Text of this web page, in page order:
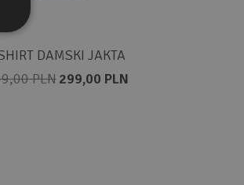
DAMSKI JAKTA
PLN 299,00 PLN